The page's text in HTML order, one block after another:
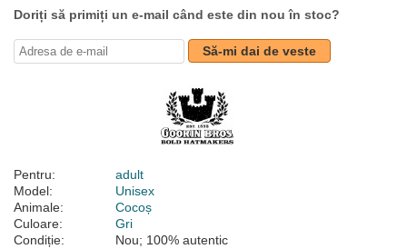
Doriți să primiți un e-mail când este din nou în stoc?
Să-mi dai de veste
Pentru:
adult
Model:
Unisex
Animale:
Cocoș
Culoare:
Gri
Condiție:
Nou; 100% autentic